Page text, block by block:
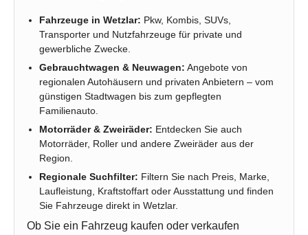
Fahrzeuge in Wetzlar: Pkw, Kombis, SUVs,
Transporter und Nutzfahrzeuge für private und
gewerbliche Zwecke.
Gebrauchtwagen & Neuwagen: Angebote von
regionalen Autohäusern und privaten Anbietern – vom
günstigen Stadtwagen bis zum gepflegten
Familienauto.
Motorräder & Zweiräder: Entdecken Sie auch
Motorräder, Roller und andere Zweiräder aus der
Region.
Regionale Suchfilter: Filtern Sie nach Preis, Marke,
Laufleistung, Kraftstoffart oder Ausstattung und finden
Sie Fahrzeuge direkt in Wetzlar.
Ob Sie ein Fahrzeug kaufen oder verkaufen